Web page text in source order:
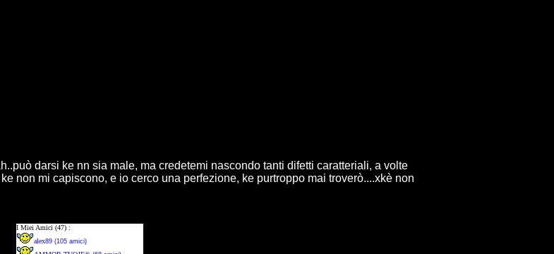
darsi ke nn sia male, ma credetemi nascondo tanti difetti caratteriali, a volte
non mi capiscono, e io cerco una perfezione, ke purtroppo mai troverò....xkè non